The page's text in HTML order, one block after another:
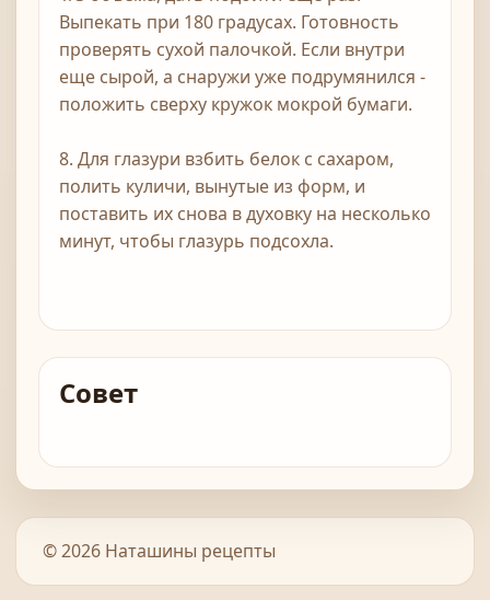
Выпекать при 180 градусах. Готовность
проверять сухой палочкой. Если внутри
еще сырой, а снаружи уже подрумянился -
положить сверху кружок мокрой бумаги.
8. Для глазури взбить белок с сахаром,
полить куличи, вынутые из форм, и
поставить их снова в духовку на несколько
минут, чтобы глазурь подсохла.
Совет
© 2026 Наташины рецепты